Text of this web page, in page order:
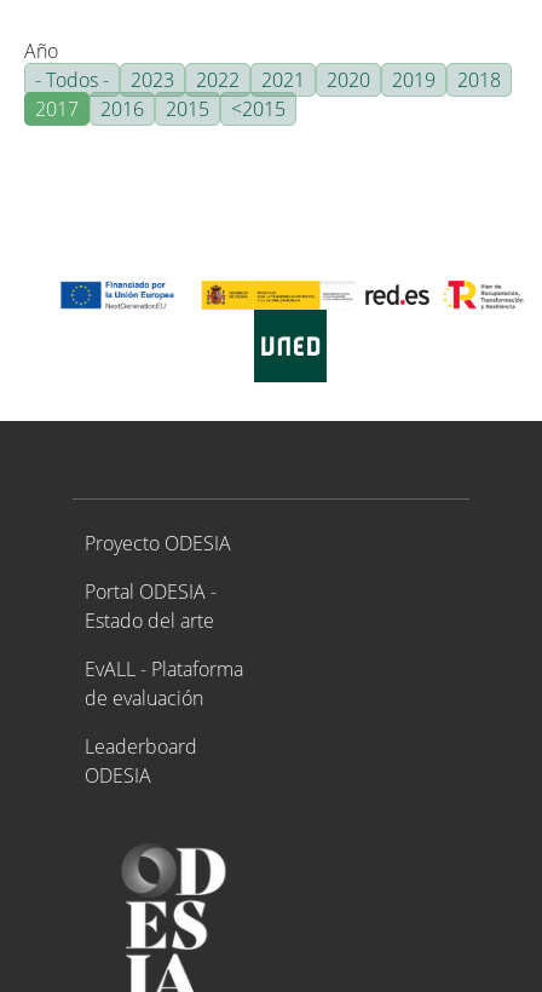
Año
- Todos -
2023 2022 2021 2020 2019
2018
2017
2016 2015 <2015
Proyecto ODESIA
Proyecto ODESIA
Portal ODESIA -
Estado del arte
EvALL - Plataforma
de evaluación
Leaderboard
ODESIA